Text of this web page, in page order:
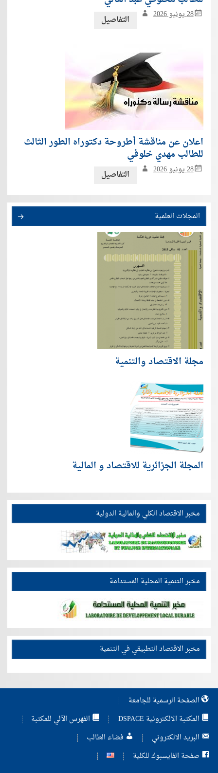
28 يونيو 2026 التفاصيل
اعلان عن مناقشة أطروحة دكتوراه الطور الثالث
للطالب مهدي خلوفي
28 يونيو 2026 التفاصيل
المجلات العلمية
مجلة الاقتصاد والتنمية
المجلة الجزائرية للاقتصاد و المالية
مخبر الاقتصاد الكلي والمالية الدولية
مخبر التنمية المحلية المستدامة
مخبر الاقتصاد التطبيقي في التنمية
الصفحة الرسمية للجامعة
المكتبة الالكترونية DSPACE
الفهرس الآلي للمكتبة
البريد الالكتروني
فضاء الطالب
صفحة الفايسبوك للكلية